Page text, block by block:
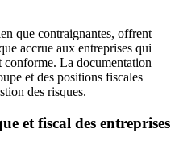
que contraignantes, offrent
accrue aux entreprises qui
conforme. La documentation
et des positions fiscales
des risques.
et fiscal des entreprises